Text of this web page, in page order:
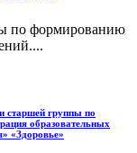
по формированию
старшей группы по
образовательных
«Здоровье»